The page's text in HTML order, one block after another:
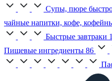
Супы, пюре
чайные напитки, кофе,
Быстрые завтраки
Пищевые ингредиенты 86